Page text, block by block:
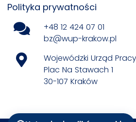
Polityka prywatności
+48 12 424 07 01
bz@wup-krakow.pl
Wojewódzki Urząd
Plac Na Stawach 1
30-107 Kraków